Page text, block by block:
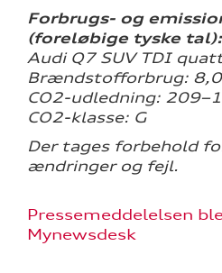
Forbrugs- og
(foreløbige tyske tal):
Audi Q7 SUV TDI
Brændstofforbrug:
CO2-udledning:
CO2-klasse: G
Der tages forbehold
ændringer og fejl.
Pressemeddelelsen
Mynewsdesk